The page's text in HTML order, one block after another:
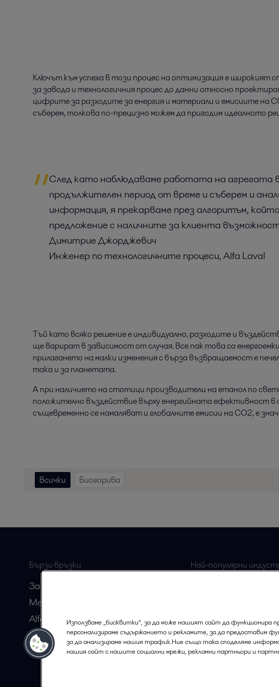
Ключът към успеха в този процес на оптимизация е широкият
за завода и технологичния процес до данни относно
цифрите за разходите за енергия и материали и емисиите на
съберем, толкова по-прецизно можем да пригодим идеалното
След като наблюдаваме работата на агрегата
продължителен период от време и съберем и
информация, я прекарваме през алгоритъм,
предложение с наличните за клиента
Димитрие Джорджевич
Инженер по технологичните процеси, Alfa Laval
Тъй като всяко решение е индивидуално, разходите и
ще варират в зависимост от случая. Все пак това са
прилагането на малки изменения с бърза възвращаемост е
така и за планетата.
А при наличието на стотици производители на етанол по
положително въздействие върху енергийната ефективност
същевременно се намаляват и глобалните емисии на CO2, е
Всички Биогорива
Бързи връзки
За нас
Медия
Alfa Laval Anytime
Станете партньор на Alfa Laval
кариера
Най-популярни
страници
Използваме „бисквитки“, за да може нашият сайт да функционира
персонализираме съдържанието и рекламите, за да предоставим
за да анализираме нашия трафик.Ние също така споделяме
нашия сайт с нашите социални мрежи, рекламни партньори и